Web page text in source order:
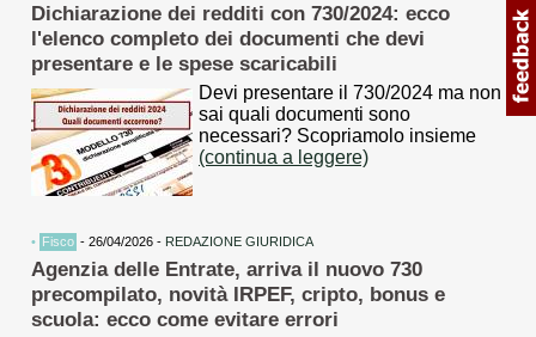
Dichiarazione dei redditi con 730/2024: ecco
l'elenco completo dei documenti che devi
presentare e le spese scaricabili
Devi presentare il 730/2024 ma non
sai quali documenti sono
necessari? Scopriamolo insieme
(continua a leggere)
• Fisco - 26/04/2026 - REDAZIONE GIURIDICA
Agenzia delle Entrate, arriva il nuovo 730
precompilato, novità IRPEF, cripto, bonus e
scuola: ecco come evitare errori